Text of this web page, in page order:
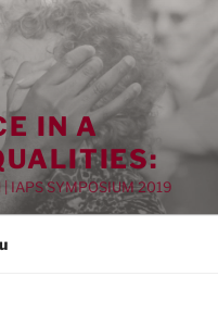
IN A
IAPS SYMPOSIUM 2019